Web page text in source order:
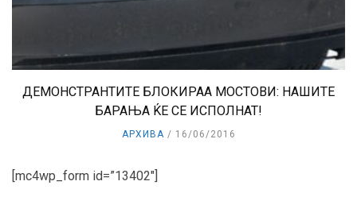
ДЕМОНСТРАНТИТЕ БЛОКИРАА МОСТОВИ: НАШИТЕ
БАРАЊА ЌЕ СЕ ИСПОЛНАТ!
АРХИВА 16/06/2016
[mc4wp_form id=”13402″]